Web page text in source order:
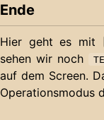
Ende
Hier geht es mit
sehen wir noch
auf dem Screen.
Operationsmodus